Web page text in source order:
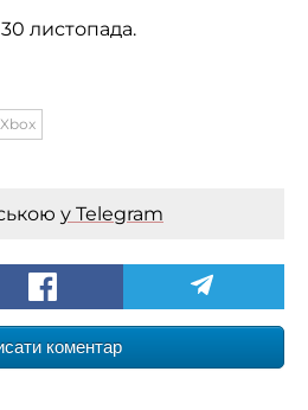
листопада.
Xbox
у Telegram
коментар